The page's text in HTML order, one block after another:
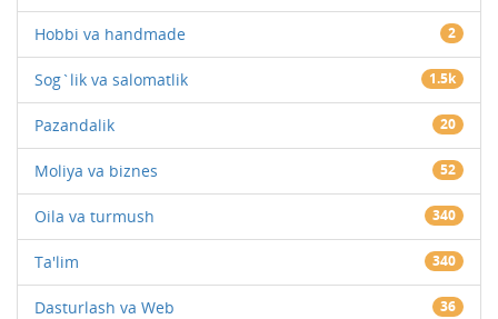
Hobbi va handmade 2
Sog`lik va salomatlik 1.5k
Pazandalik 20
Moliya va biznes 52
Oila va turmush 340
Ta'lim 340
Dasturlash va Web 36